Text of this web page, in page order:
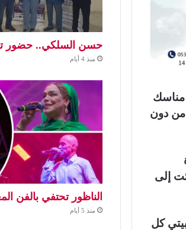
مناسك
من دون
إلى
كل
حسن السلكي.. حضور
منذ 4 أيام
الناظور تحتفي بالفن
منذ 5 أيام